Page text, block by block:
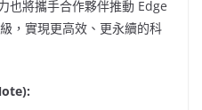
也將攜手合作夥伴推動 Edge
，實現更高效、更永續的科